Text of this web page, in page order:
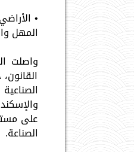
•
المهل
واصلت
على
الصناعة.